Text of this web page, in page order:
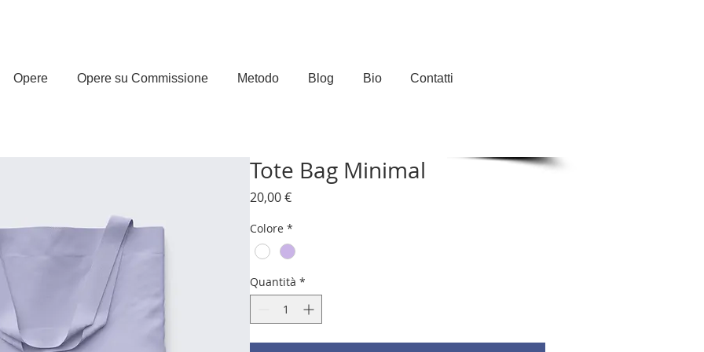
Opere Opere su Commissione Metodo Blog Bio Contatti
Tote Bag Minimal
20,00 €Prezzo
Colore *
Quantità *